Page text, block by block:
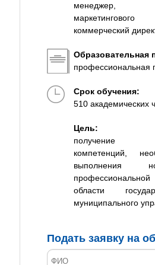
менеджер,
коммерческий
Образовательная
профессиональная
Срок обучения:
510 академических
Цель:
получение
компетенций,
выполнения
области
муниципального
Подать заявку на